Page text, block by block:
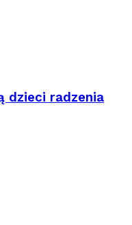
dzieci radzenia